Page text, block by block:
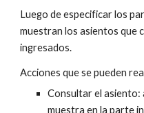
Luego de especificar los
muestran los asientos que
ingresados.
Acciones que se pueden
Consultar el asiento:
muestra en la parte